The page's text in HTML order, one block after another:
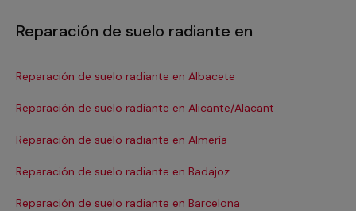
Reparación de suelo radiante en
Reparación de suelo radiante en Albacete
Reparación de suelo radiante en Alicante/Alacant
Reparación de suelo radiante en Almería
Reparación de suelo radiante en Badajoz
Reparación de suelo radiante en Barcelona